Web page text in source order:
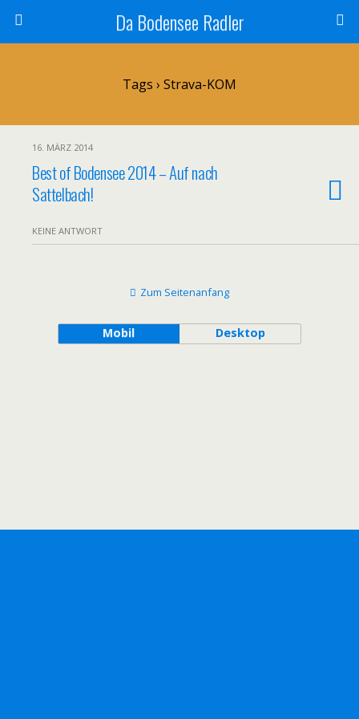
Da Bodensee Radler
Tags › Strava-KOM
16. MÄRZ 2014
Best of Bodensee 2014 – Auf nach
Sattelbach!
KEINE ANTWORT
Zum Seitenanfang
Mobil Desktop